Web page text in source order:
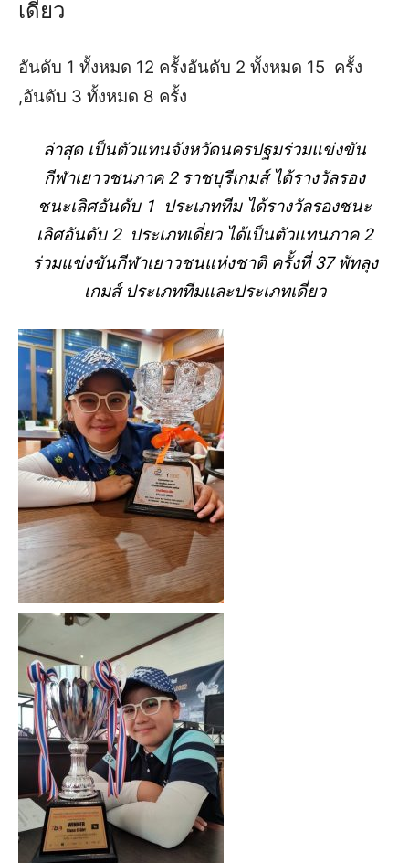
เดียว
อันดับ 1 ทั้งหมด 12 ครั้งอันดับ 2 ทั้งหมด 15 ครั้ง
,อันดับ 3 ทั้งหมด 8 ครั้ง
ล่าสุด เป็นตัวแทนจังหวัดนครปฐมร่วมแข่งขัน
กีฬาเยาวชนภาค 2 ราชบุรีเกมส์ ได้รางวัลรอง
ชนะเลิศอันดับ 1 ประเภททีม ได้รางวัลรองชนะ
เลิศอันดับ 2 ประเภทเดี่ยว ได้เป็นตัวแทนภาค 2
ร่วมแข่งขันกีฬาเยาวชนแห่งชาติ ครั้งที่ 37 พัทลุง
เกมส์ ประเภททีมและประเภทเดี่ยว